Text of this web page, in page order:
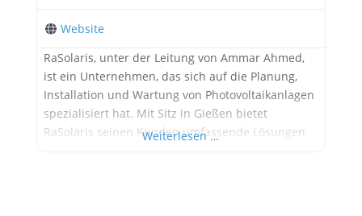
Website
RaSolaris, unter der Leitung von Ammar Ahmed,
ist ein Unternehmen, das sich auf die Planung,
Installation und Wartung von Photovoltaikanlagen
spezialisiert hat. Mit Sitz in Gießen bietet
RaSolaris seinen Kunden umfassende Lösungen
Weiterlesen …